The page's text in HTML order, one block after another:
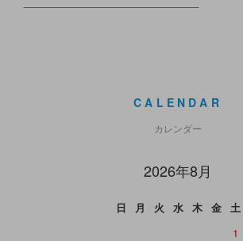
CALENDAR
カレンダー
2026年8月
日 月 火 水 木 金
土
1